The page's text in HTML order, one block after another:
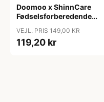
Doomoo x ShinnCare
Fødselsforberedende
VEJL. PRIS 149,00 KR
119,20 kr